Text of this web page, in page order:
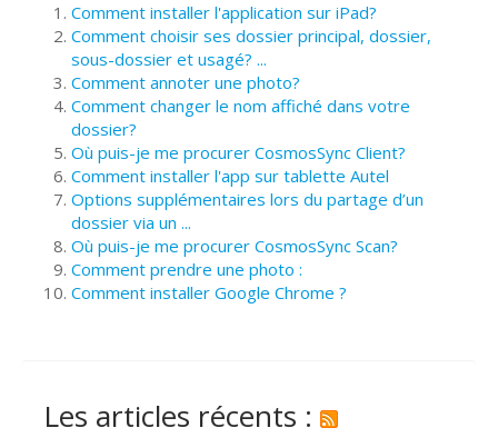
Comment installer l'application sur iPad?
Comment choisir ses dossier principal, dossier,
sous-dossier et usagé? ...
Comment annoter une photo?
Comment changer le nom affiché dans votre
dossier?
Où puis-je me procurer CosmosSync Client?
Comment installer l'app sur tablette Autel
Options supplémentaires lors du partage d’un
dossier via un ...
Où puis-je me procurer CosmosSync Scan?
Comment prendre une photo :
Comment installer Google Chrome ?
Les articles récents :